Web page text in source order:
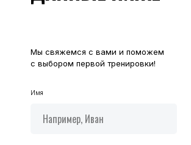
Мы свяжемся с вами и поможем
с выбором первой тренировки!
Имя